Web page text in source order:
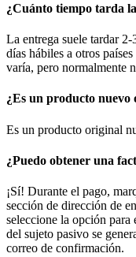
¿Cuánto tiempo tarda
La entrega suele tardar
días hábiles a otros
varía, pero normalmente
¿Es un producto nuevo
Es un producto original
¿Puedo obtener una
¡Sí! Durante el pago,
sección de dirección de
seleccione la opción
del sujeto pasivo se
correo de confirmación.